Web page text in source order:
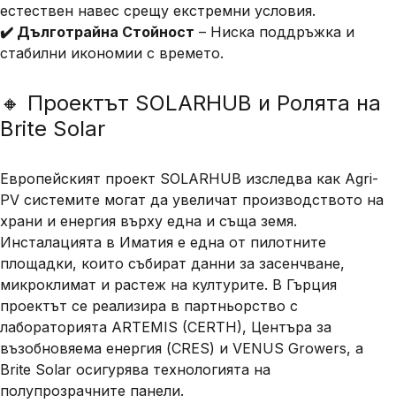
естествен навес срещу екстремни условия.
✔️ Дълготрайна Стойност – Ниска поддръжка и
стабилни икономии с времето.
🔸 Проектът SOLARHUB и Ролята на
Brite Solar
Европейският проект SOLARHUB изследва как Agri-
PV системите могат да увеличат производството на
храни и енергия върху една и съща земя.
Инсталацията в Иматия е една от пилотните
площадки, които събират данни за засенчване,
микроклимат и растеж на културите. В Гърция
проектът се реализира в партньорство с
лабораторията ARTEMIS (CERTH), Центъра за
възобновяема енергия (CRES) и VENUS Growers, а
Brite Solar осигурява технологията на
полупрозрачните панели.